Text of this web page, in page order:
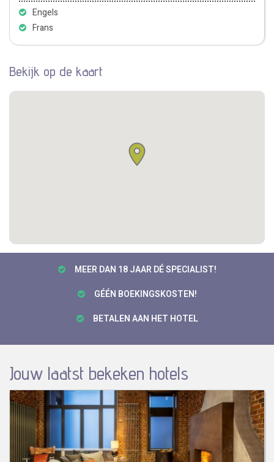
Engels
Frans
Bekijk op de kaart
MEER DAN 18 JAAR DÉ SPECIALIST!
GÉÉN BOEKINGSKOSTEN!
BETALEN AAN HET HOTEL
Jouw laatst bekeken hotels